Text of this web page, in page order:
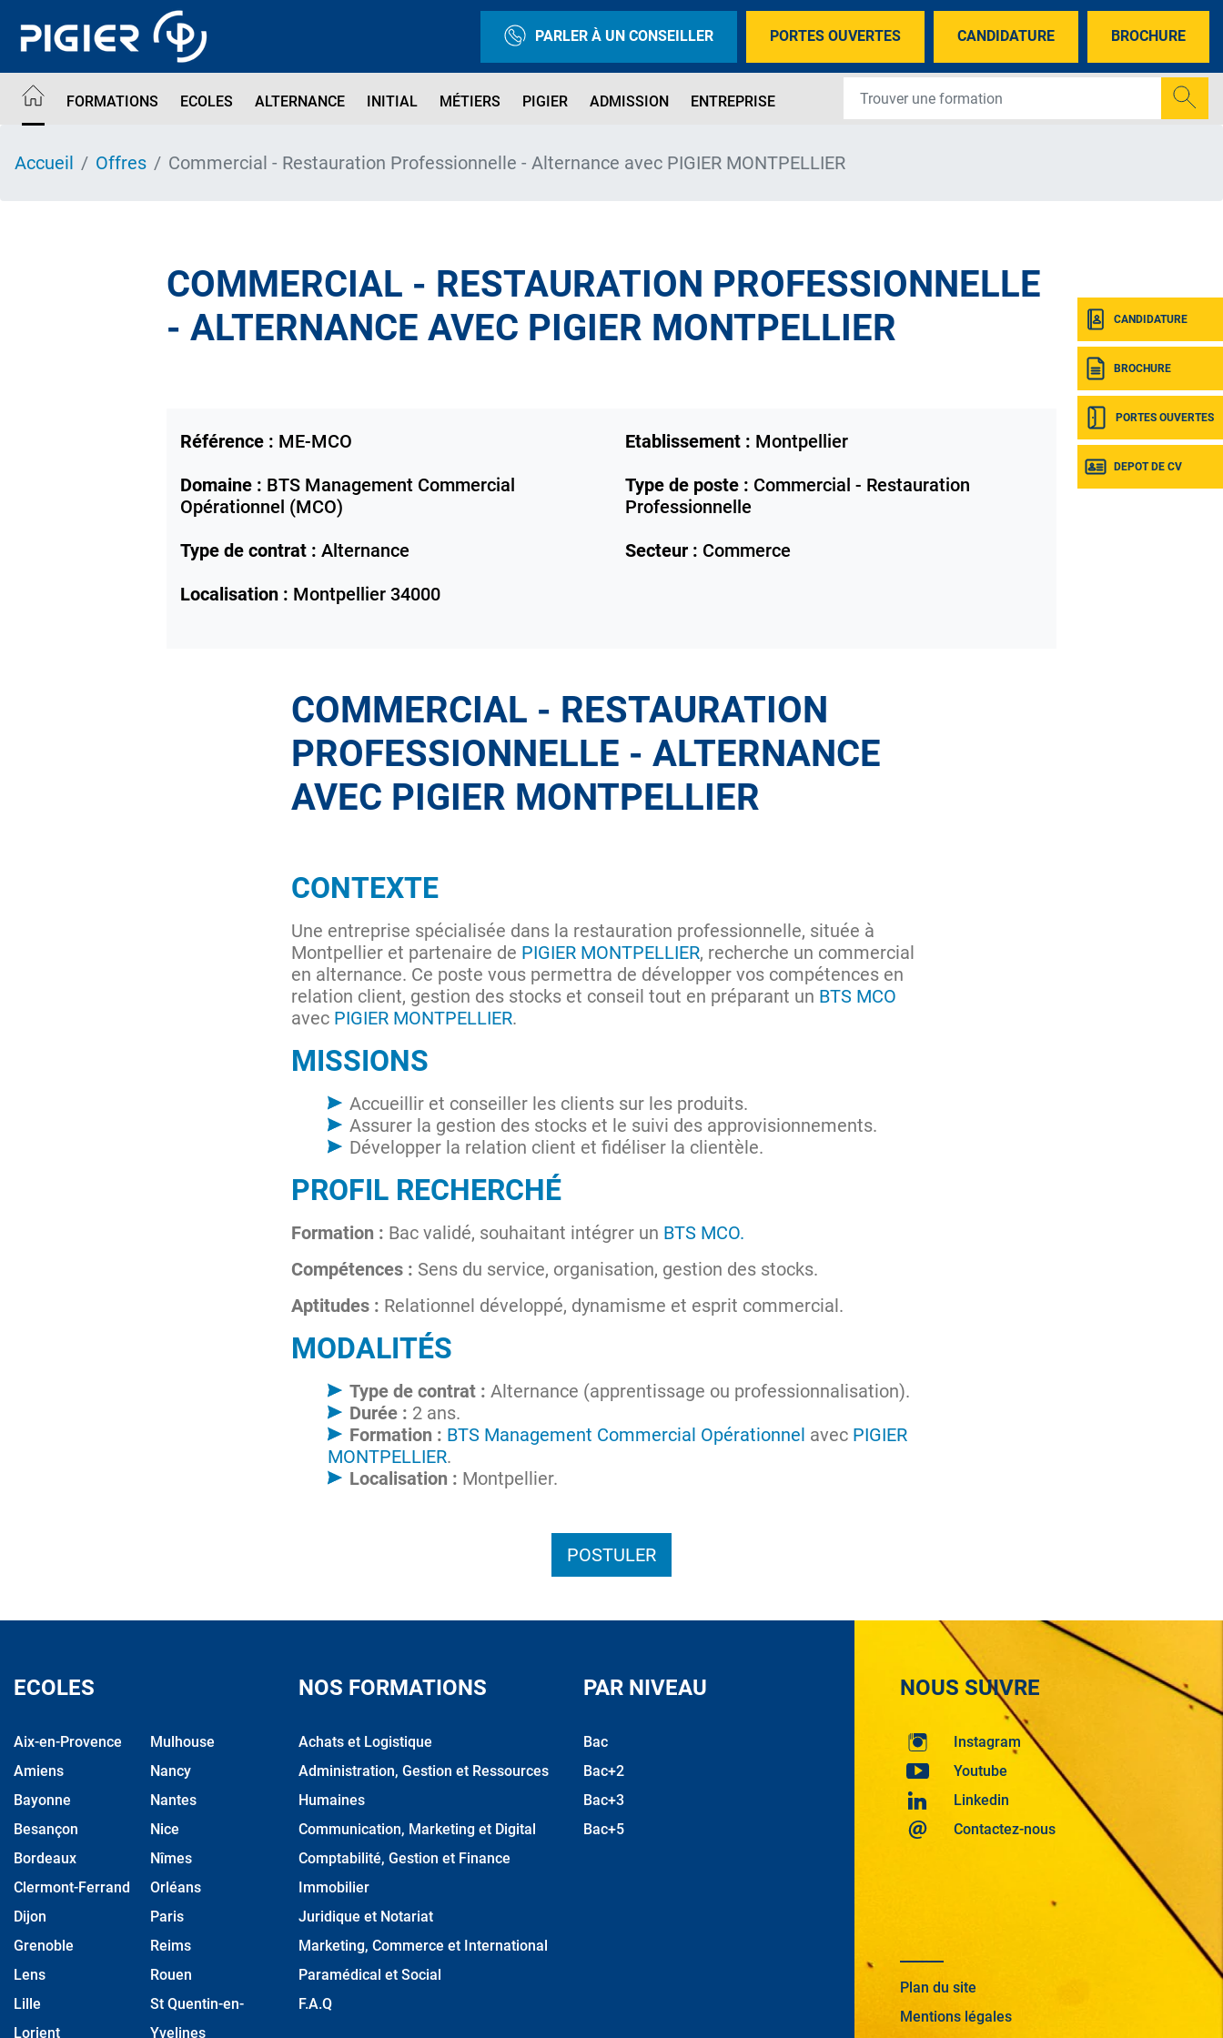
contenu
PARLER À UN CONSEILLER PORTES OUVERTES CANDIDATURE BROCHURE
FORMATIONS ECOLES ALTERNANCE INITIAL MÉTIERS PIGIER ADMISSION ENTREPRISE
CANDIDATURE
BROCHURE
PORTES OUVERTES
DEPOT DE CV
Accueil Offres Commercial - Restauration Professionnelle - Alternance avec PIGIER MONTPELLIER
COMMERCIAL - RESTAURATION PROFESSIONNELLE
- ALTERNANCE AVEC PIGIER MONTPELLIER
Référence : ME-MCO Etablissement : Montpellier
Domaine : BTS Management Commercial
Opérationnel (MCO)
Type de poste : Commercial - Restauration
Professionnelle
Type de contrat : Alternance Secteur : Commerce
Localisation : Montpellier 34000
COMMERCIAL - RESTAURATION
PROFESSIONNELLE - ALTERNANCE
AVEC PIGIER MONTPELLIER
CONTEXTE
Une entreprise spécialisée dans la restauration professionnelle, située à
Montpellier et partenaire de PIGIER MONTPELLIER, recherche un commercial
en alternance. Ce poste vous permettra de développer vos compétences en
relation client, gestion des stocks et conseil tout en préparant un BTS MCO
avec PIGIER MONTPELLIER.
MISSIONS
Accueillir et conseiller les clients sur les produits.
Assurer la gestion des stocks et le suivi des approvisionnements.
Développer la relation client et fidéliser la clientèle.
PROFIL RECHERCHÉ
Formation : Bac validé, souhaitant intégrer un BTS MCO.
Compétences : Sens du service, organisation, gestion des stocks.
Aptitudes : Relationnel développé, dynamisme et esprit commercial.
MODALITÉS
Type de contrat : Alternance (apprentissage ou professionnalisation).
Durée : 2 ans.
Formation : BTS Management Commercial Opérationnel avec PIGIER
MONTPELLIER.
Localisation : Montpellier.
POSTULER
ECOLES
Aix-en-Provence
Amiens
Bayonne
Besançon
Bordeaux
Clermont-Ferrand
Dijon
Grenoble
Lens
Lille
Lorient
Mulhouse
Nancy
Nantes
Nice
Nîmes
Orléans
Paris
Reims
Rouen
St Quentin-en-
Yvelines
NOS FORMATIONS
Achats et Logistique
Administration, Gestion et Ressources
Humaines
Communication, Marketing et Digital
Comptabilité, Gestion et Finance
Immobilier
Juridique et Notariat
Marketing, Commerce et International
Paramédical et Social
F.A.Q
PAR NIVEAU
Bac
Bac+2
Bac+3
Bac+5
NOUS SUIVRE
Instagram
Youtube
Linkedin
Contactez-nous
Plan du site
Mentions légales